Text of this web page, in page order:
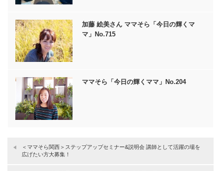
加藤 絵美さん ママそら「今日の輝くマ
マ」No.715
ママそら「今日の輝くママ」No.204
＜ママそら関西＞ステップアップセミナー&説明会 講師として活躍の場を
広げたい方大募集！